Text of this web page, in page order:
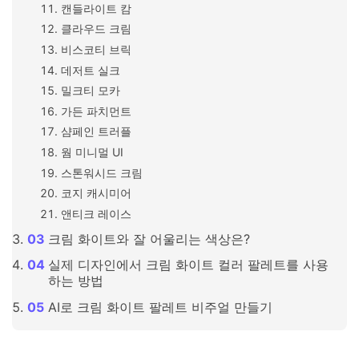
캔들라이트 캄
클라우드 크림
비스코티 브릭
데저트 실크
밀크티 모카
가든 파치먼트
샴페인 트러플
웜 미니멀 UI
스톤워시드 크림
코지 캐시미어
앤티크 레이스
크림 화이트와 잘 어울리는 색상은?
실제 디자인에서 크림 화이트 컬러 팔레트를 사용
하는 방법
AI로 크림 화이트 팔레트 비주얼 만들기